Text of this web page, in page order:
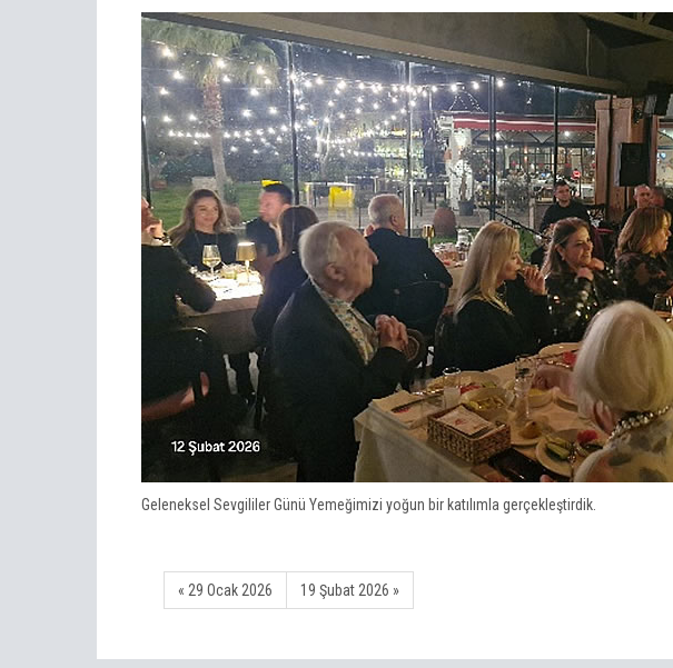
Geleneksel Sevgililer Günü Yemeğimizi yoğun bir katılımla gerçekleştirdik.
« 29 Ocak 2026 19 Şubat 2026 »